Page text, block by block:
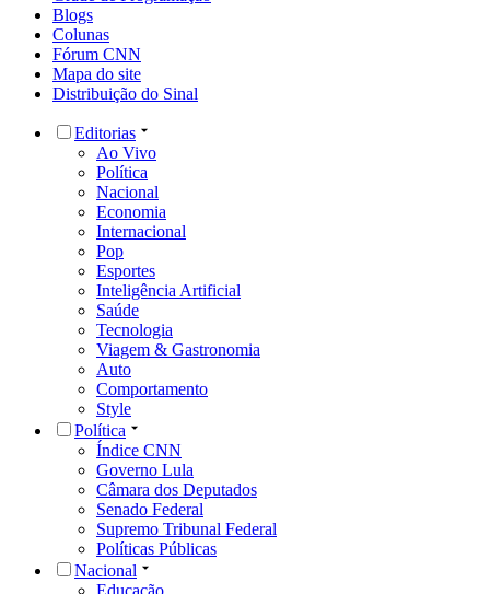
Blogs
Colunas
Fórum CNN
Mapa do site
Distribuição do Sinal
Editorias
Ao Vivo
Política
Nacional
Economia
Internacional
Pop
Esportes
Inteligência Artificial
Saúde
Tecnologia
Viagem & Gastronomia
Auto
Comportamento
Style
Política
Índice CNN
Governo Lula
Câmara dos Deputados
Senado Federal
Supremo Tribunal Federal
Políticas Públicas
Nacional
Educação